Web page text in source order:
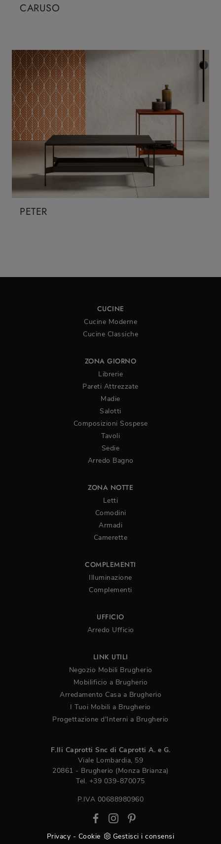
CARUSO
PETER
CUCINE
Cucine Moderne
Cucine Classiche
ZONA GIORNO
Librerie
Pareti Attrezzate
Madie
Salotti
Composizioni Sospese
Tavoli
Sedie
Arredo Bagno
ZONA NOTTE
Letti
Comodini
Armadi
Camerette
COMPLEMENTI
Illuminazione
Complementi
UFFICIO
Arredo Ufficio
LINK UTILI
Negozio Mobili Brugherio
Mobilificio a Brugherio
Arredamento Casa a Brugherio
I Tuoi Mobili a Brugherio
Progettazione d'Interni a Brugherio
F.lli Caprotti Snc di Caprotti A. e G.
Viale Lombardia, 59
20861 - Brugherio (Monza Brianza)
Tel. +39 039-870075
P.IVA 00688980960
Privacy - Cookie Gestisci i consensi